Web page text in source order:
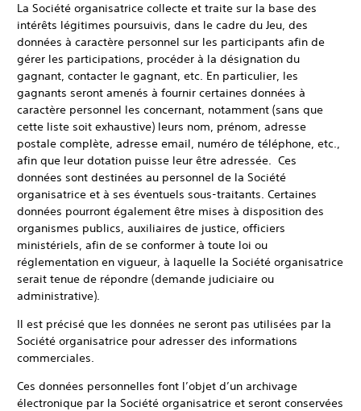
La Société organisatrice collecte et traite sur la base des
intérêts légitimes poursuivis, dans le cadre du Jeu, des
données à caractère personnel sur les participants afin de
gérer les participations, procéder à la désignation du
gagnant, contacter le gagnant, etc. En particulier, les
gagnants seront amenés à fournir certaines données à
caractère personnel les concernant, notamment (sans que
cette liste soit exhaustive) leurs nom, prénom, adresse
postale complète, adresse email, numéro de téléphone, etc.,
afin que leur dotation puisse leur être adressée. Ces
données sont destinées au personnel de la Société
organisatrice et à ses éventuels sous-traitants. Certaines
données pourront également être mises à disposition des
organismes publics, auxiliaires de justice, officiers
ministériels, afin de se conformer à toute loi ou
réglementation en vigueur, à laquelle la Société organisatrice
serait tenue de répondre (demande judiciaire ou
administrative).
Il est précisé que les données ne seront pas utilisées par la
Société organisatrice pour adresser des informations
commerciales.
Ces données personnelles font l’objet d’un archivage
électronique par la Société organisatrice et seront conservées